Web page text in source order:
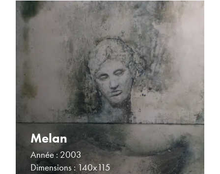
Melan
Année : 2003
Dimensions : 140x115